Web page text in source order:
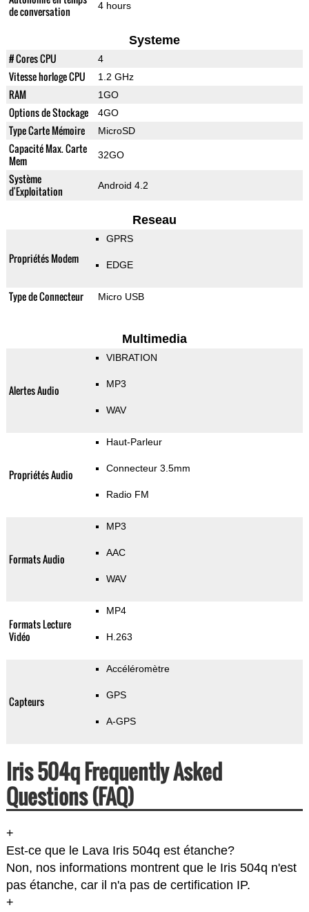
de conversation
4 hours
Systeme
# Cores CPU 4
Vitesse horloge CPU 1.2 GHz
RAM 1GO
Options de Stockage 4GO
Type Carte Mémoire MicroSD
Capacité Max. Carte
Mem
32GO
Système
d'Exploitation
Android 4.2
Reseau
Propriétés Modem
GPRS
EDGE
Type de Connecteur Micro USB
Multimedia
Alertes Audio
VIBRATION
MP3
WAV
Propriétés Audio
Haut-Parleur
Connecteur 3.5mm
Radio FM
Formats Audio
MP3
AAC
WAV
Formats Lecture
Vidéo
MP4
H.263
Capteurs
Accéléromètre
GPS
A-GPS
Iris 504q Frequently Asked
Questions (FAQ)
+
Est-ce que le Lava Iris 504q est étanche?
Non, nos informations montrent que le Iris 504q n'est
pas étanche, car il n'a pas de certification IP.
+